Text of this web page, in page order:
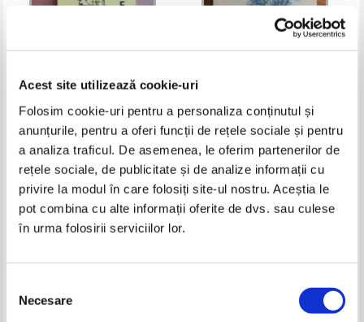
Acest site utilizează cookie-uri
Folosim cookie-uri pentru a personaliza conținutul și
anunțurile, pentru a oferi funcții de rețele sociale și pentru
a analiza traficul. De asemenea, le oferim partenerilor de
rețele sociale, de publicitate și de analize informații cu
privire la modul în care folosiți site-ul nostru. Aceștia le
pot combina cu alte informații oferite de dvs. sau culese
în urma folosirii serviciilor lor.
consimțământului
Necesare
Excelsior 1978
Adaugă în coș
Ion Stirbulescu - Ganduri tarzii...
19,00Lei
Adaugă în coș
-40%